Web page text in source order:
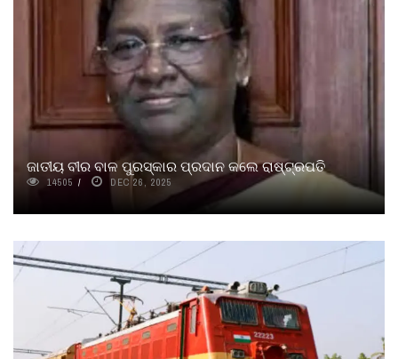
ଜାତୀୟ ବୀର ବାଳ ପୁରସ୍କାର ପ୍ରଦାନ କଲେ ରାଷ୍ଟ୍ରପତି
14505 DEC 26, 2025